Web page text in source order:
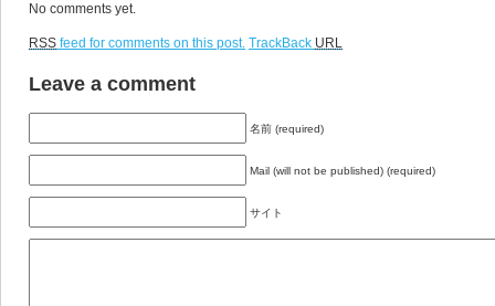
No comments yet.
RSS feed for comments on this post. TrackBack URL
Leave a comment
名前 (required)
Mail (will not be published) (required)
サイト